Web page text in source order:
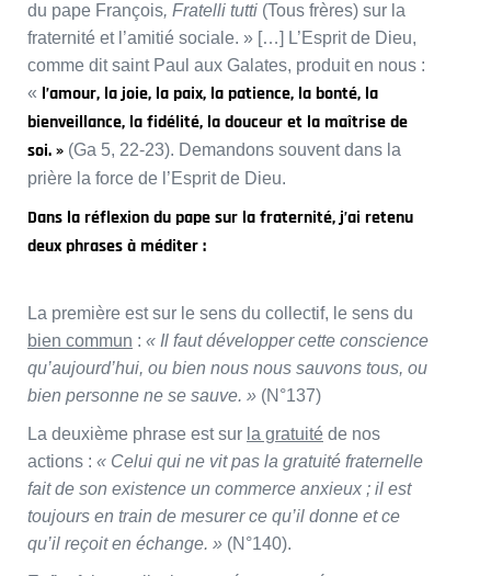
du pape François, Fratelli tutti (Tous frères) sur la
fraternité et l’amitié sociale. » […] L’Esprit de Dieu,
comme dit saint Paul aux Galates, produit en nous :
« l’amour, la joie, la paix, la patience, la bonté, la
bienveillance, la fidélité, la douceur et la maîtrise de
soi. » (Ga 5, 22-23). Demandons souvent dans la
prière la force de l’Esprit de Dieu.
Dans la réflexion du pape sur la fraternité, j’ai retenu
deux phrases à méditer :
La première est sur le sens du collectif, le sens du
bien commun : « Il faut développer cette conscience
qu’aujourd’hui, ou bien nous nous sauvons tous, ou
bien personne ne se sauve. » (N°137)
La deuxième phrase est sur la gratuité de nos
actions : « Celui qui ne vit pas la gratuité fraternelle
fait de son existence un commerce anxieux ; il est
toujours en train de mesurer ce qu’il donne et ce
qu’il reçoit en échange. » (N°140).